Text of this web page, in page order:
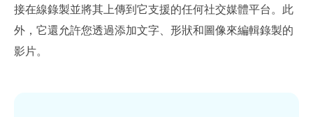
接在線錄製並將其上傳到它支援的任何社交媒體平台。此
外，它還允許您透過添加文字、形狀和圖像來編輯錄製的
影片。